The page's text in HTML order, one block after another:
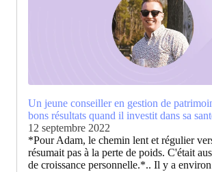
Un jeune conseiller en gestion de
bons résultats quand il investit dans sa
12 septembre 2022
*Pour Adam, le chemin lent et régulier
résumait pas à la perte de poids. C'était
de croissance personnelle.*.. Il y a